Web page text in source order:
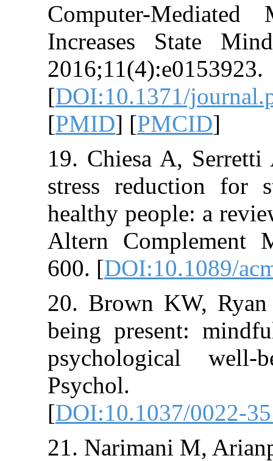
Computer-
Increases
[DOI:10.1371/
[ PMID] [
19. Chiesa A,
stress
healthy people:
Altern
600. [
20. Brown
being
Psychol.
[DOI:10.1037/
21. Narimani